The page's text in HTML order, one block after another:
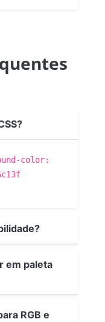
color:
em paleta
RGB e